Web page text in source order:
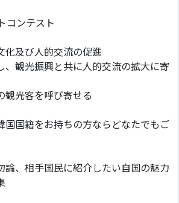
コンテスト
化及び人的交流の促進
、観光振興と共に人的交流の拡大に寄
観光客を呼び寄せる
国籍をお持ちの方ならどなたでもご
、相手国民に紹介したい自国の魅力